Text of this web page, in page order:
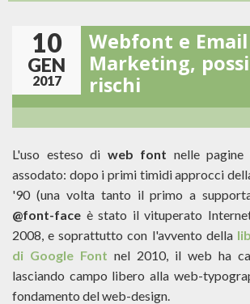
LA
GMAIL
NON
SPIERÀ
EMAIL
10
GEN
2017
Webfont e Email
Marketing,
rischi
L'uso esteso di web font nelle
assodato: dopo i primi timidi approcci
'90 (una volta tanto il primo a
@font-face è stato il vituperato
2008, e soprattutto con l'avvento della
di Google Font nel 2010, il web ha
lasciando campo libero alla web-
fondamento del web-design.